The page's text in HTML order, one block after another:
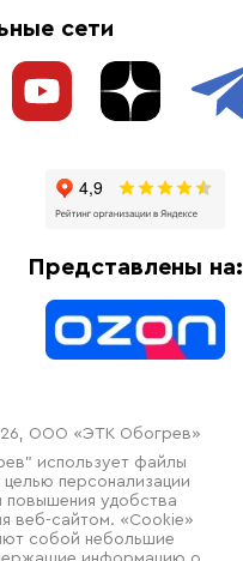
оборудование
от протечки
оборудование
сети
Представлены на:
ООО «ЭТК Обогрев»
использует файлы
персонализации
повышения удобства
веб-сайтом. «Cookie»
собой небольшие